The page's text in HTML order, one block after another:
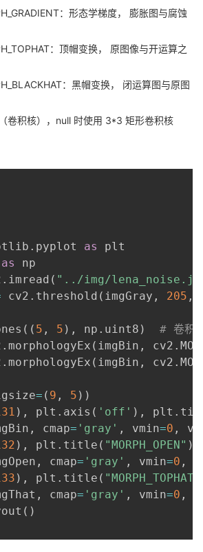
：形态学梯度， 膨胀图与腐蚀
：顶帽变换， 原图像与开运算之
：黑帽变换， 闭运算图与原图
卷积核），null 时使用 3*3 矩形卷积核
. pyplot as
as
np
. imread ( "../img/
cv2 . threshold ( imgGray , 205 ,
( ( 5 , 5 ) , np . uint8 )
# 卷积
. morphologyEx ( imgBin , cv2 .
. morphologyEx ( imgBin , cv2 .
= ( 9 , 5 ) )
) , plt . axis ( 'off' ) , plt .
, cmap= 'gray' , vmin=0 ,
) , plt . title ( "MORPH_OPEN" )
, cmap= 'gray' , vmin=0 ,
) , plt . title ( "MORPH_TOPHAT"
, cmap= 'gray' , vmin=0 ,
( )